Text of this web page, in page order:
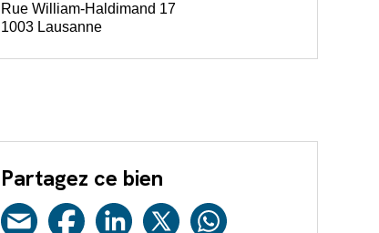
Rue William-Haldimand 17
1003 Lausanne
Partagez ce bien